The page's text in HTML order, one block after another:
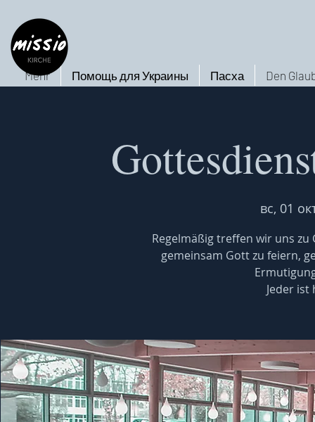
Den
Пасха
Помощь для Украины
Mehr
вс, 01
Regelmäßig treffen wir uns
gemeinsam Gott zu feiern,
Jeder